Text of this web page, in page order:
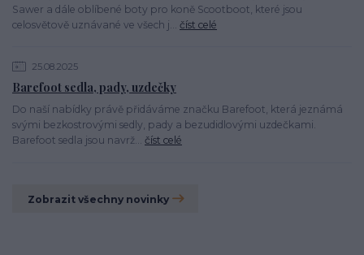
Sawer a dále oblíbené boty pro koně Scootboot, které jsou
celosvětově uznávané ve všech j... číst celé
25.08.2025
Barefoot sedla, pady, uzdečky
Do naší nabídky právě přidáváme značku Barefoot, která jeznámá
svými bezkostrovými sedly, pady a bezudidlovými uzdečkami.
Barefoot sedla jsou navrž... číst celé
Zobrazit všechny novinky